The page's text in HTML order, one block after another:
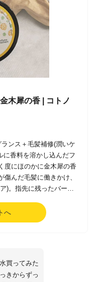
木犀の香 | コトノ
ンス＋毛髪補修(潤いケ
に香料を溶かし込んだフ
度にほのかに金木犀の香
んだ毛髪に働きかけ、
)。指先に残ったバーム
へ
買ってみた
きからずっ